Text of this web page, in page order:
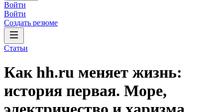
Войти
Войти
Создать резюме
Статьи
Как hh.ru меняет жизнь:
история первая. Море,